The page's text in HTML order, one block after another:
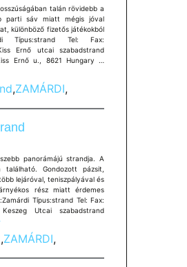
talán rövidebb a
parti sáv miatt mégis jóval
különböző fizetős játékokból
Tel: Fax:
Ernő utcai szabadstrand
Ernő u., 8621 Hungary …
,ZAMÁRDI,
panorámájú strandja. A
Gondozott pázsit,
lejáróval, teniszpályával és
rész miatt érdemes
Típus:strand Tel: Fax:
Keszeg Utcai szabadstrand
,ZAMÁRDI,